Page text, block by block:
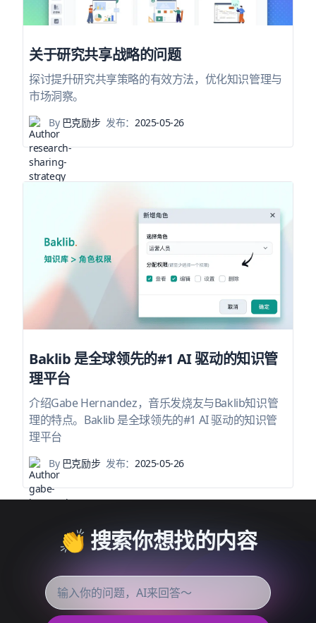
关于研究共享战略的问题
探讨提升研究共享策略的有效方法，优化知识管理与
市场洞察。
By巴克励步 发布： 2025-05-26
Baklib 是全球领先的#1 AI 驱动的知识管
理平台
介绍Gabe Hernandez，音乐发烧友与Baklib知识管
理的特点。Baklib 是全球领先的#1 AI 驱动的知识管
理平台
By巴克励步 发布： 2025-05-26
👏 搜索你想找的内容